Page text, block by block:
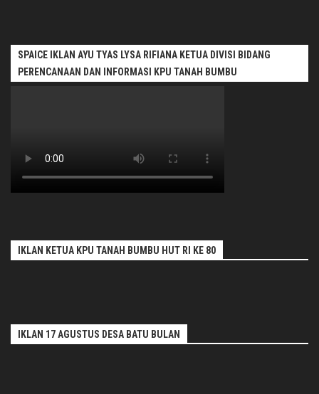
SPAICE IKLAN AYU TYAS LYSA RIFIANA KETUA DIVISI BIDANG
PERENCANAAN DAN INFORMASI KPU TANAH BUMBU
IKLAN KETUA KPU TANAH BUMBU HUT RI KE 80
IKLAN 17 AGUSTUS DESA BATU BULAN